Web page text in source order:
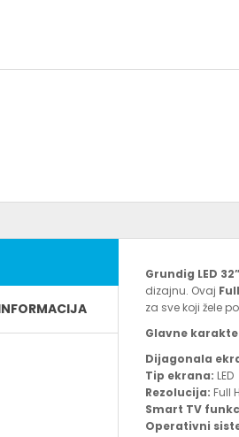
Grundig LED
dizajnu. Ovaj
za sve koji žele
Glavne
Dijagonala
Tip ekrana: LED
Rezolucija: Full
Smart TV
Operativni